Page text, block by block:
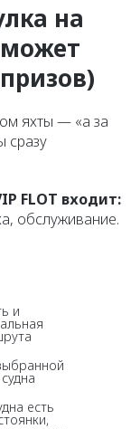
на
яхты — «а за
сразу
FLOT входит:
обслуживание.
и
есть